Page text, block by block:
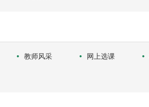
教师风采 网上选课